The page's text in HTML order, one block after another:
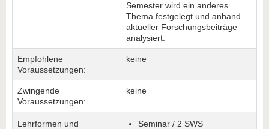
Semester wird ein anderes
Thema festgelegt und anhand
aktueller Forschungsbeiträge
analysiert.
Empfohlene
Voraussetzungen:
keine
Zwingende
Voraussetzungen:
keine
Lehrformen und
Seminar / 2 SWS